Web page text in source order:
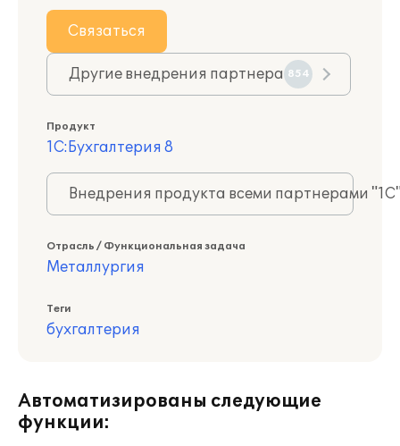
Связаться
Другие внедрения партнера 854
Продукт
1С:Бухгалтерия 8
Внедрения продукта всеми партнерами
Отрасль / Функциональная задача
Металлургия
Теги
бухгалтерия
Автоматизированы следующие
функции: